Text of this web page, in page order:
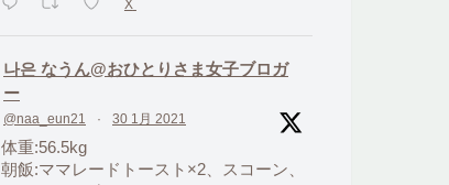
X
나은 なうん@おひとりさま女子ブロガ
ー
@naa_eun21 · 30 1月 2021
体重:56.5kg
朝飯:ママレードトースト×2、スコーン、